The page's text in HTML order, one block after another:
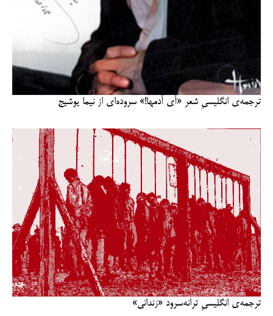
ترجمه‌ی انگلیسیِ شعر «آی آدمها!» سروده‌ای از نیما یوشیج
ترجمه‌ی انگلیسیِ ترانه‌سرود «زندانی»